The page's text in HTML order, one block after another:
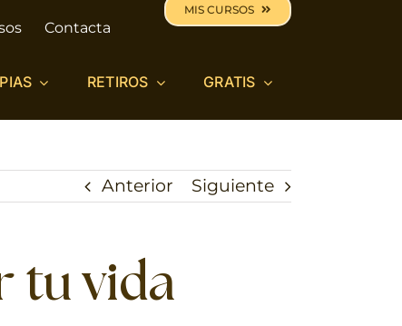
Contacta
MIS CURSOS
RETIROS GRATIS
Anterior Siguiente
tu vida